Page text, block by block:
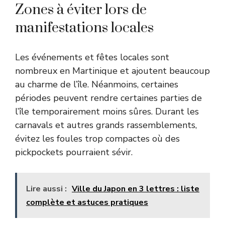
Zones à éviter lors de
manifestations locales
Les événements et fêtes locales sont
nombreux en Martinique et ajoutent beaucoup
au charme de l’île. Néanmoins, certaines
périodes peuvent rendre certaines parties de
l’île temporairement moins sûres. Durant les
carnavals et autres grands rassemblements,
évitez les foules trop compactes où des
pickpockets pourraient sévir.
Lire aussi : Ville du Japon en 3 lettres : liste
complète et astuces pratiques